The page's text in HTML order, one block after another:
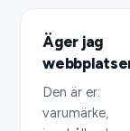
Äger jag
Den är er:
varumärke,